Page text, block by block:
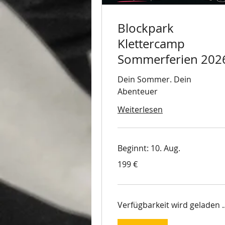
Blockpark
Klettercamp
Sommerferien
Dein Sommer. Dein
Abenteuer
Weiterlesen
Beginnt: 10. Aug.
Euro
199 €
Verfügbarkeit wird geladen